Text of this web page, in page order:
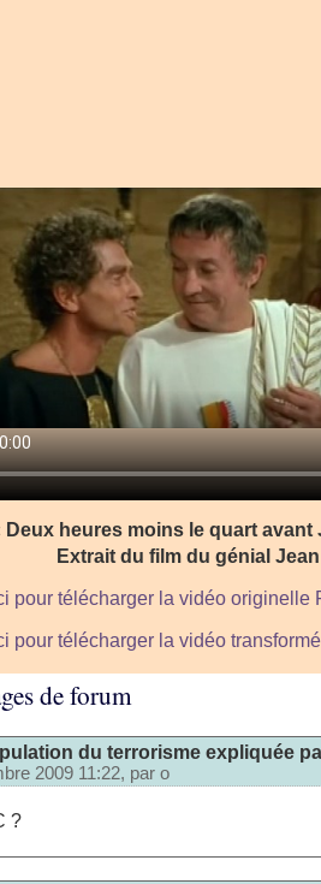
Deux heures moins le quart avant
Extrait du film du génial
pour télécharger la vidéo originelle
pour télécharger la vidéo
de forum
du terrorisme expliquée
2009 11:22, par o
?